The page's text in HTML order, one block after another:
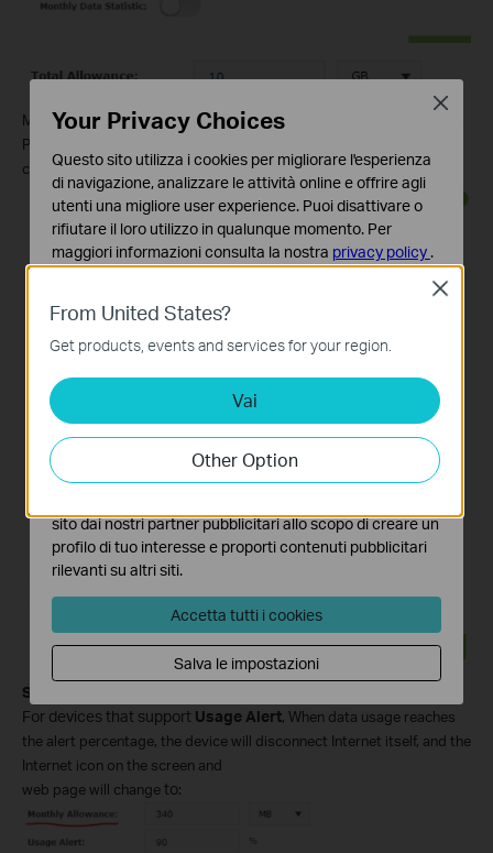
Method 2: Based on the time period given (one month) by Mobile ISP.
Please enable
change into Monthly Allowance.
Step 6
For devices that support Usage Alert, When data usage reaches
the alert percentage, the device will disconnect Internet itself, and the
Internet icon on the screen and
web page will changeto:
From United States?
Get products, events and services for your region.
Vai
Other Option
Close
Your Privacy Choices
Questo sito utilizza i cookies per migliorare l'esperienza
di navigazione, analizzare le attività online e offrire agli
utenti una migliore user experience. Puoi disattivare o
rifiutare il loro utilizzo in qualunque momento. Per
maggiori informazioni consulta la nostra privacy policy .
Questi cookies sono necessari per il corretto
funzionamento del sito e non possono essere disattivati
nel tuo sistema.
Analytics e Marketing Cookies
I cookies analitici ci permettono di analizzare le tue
attività sul nostro sito allo scopo di migliorarne le
funzionalità.
sito dai nostri partner pubblicitari allo scopo di creare un
profilo di tuo interesse e proporti contenuti pubblicitari
rilevanti su altri siti.
Accetta tutti i cookies
Salva le impostazioni
Close